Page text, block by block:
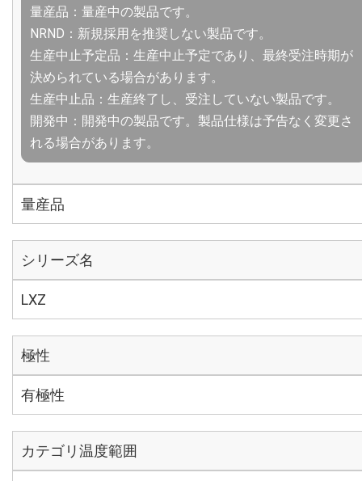
量産品：量産中の製品です。
NRND：新規採用を推奨しない製品です。
生産中止予定品：生産中止予定であり、最終受注時期が
決められている場合があります。
生産中止品：生産終了し、受注していない製品です。
開発中：開発中の製品です。製品仕様は予告なく変更さ
れる場合があります。
量産品
シリーズ名
LXZ
極性
有極性
カテゴリ温度範囲